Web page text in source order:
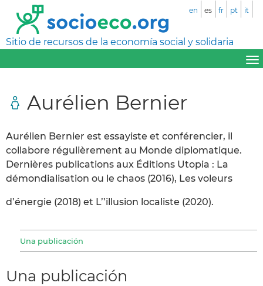
Sitio de recursos de la economía social y solidaria
en es fr pt it
Aurélien Bernier
Aurélien Bernier est essayiste et conférencier, il
collabore régulièrement au Monde diplomatique.
Dernières publications aux Éditions Utopia : La
démondialisation ou le chaos (2016), Les voleurs
d’énergie (2018) et L’’illusion localiste (2020).
Una publicación
Una publicación